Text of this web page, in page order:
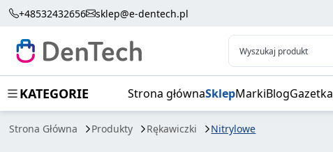
+48532432656 sklep@e-dentech.pl
Wyszukaj produkt
KATEGORIE Strona głównaSklepMarkiBlogGazetka
Strona Główna Produkty Rękawiczki Nitrylowe